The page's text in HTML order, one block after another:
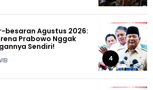
besaran Agustus 2026:
Prabowo Nggak
Sendiri!
4